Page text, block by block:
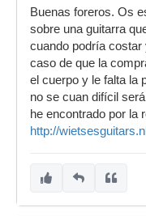
Buenas foreros. Os
sobre una guitarra
cuando podría costar
caso de que la
el cuerpo y le falta la
no se cuan difícil
he encontrado por la
http://